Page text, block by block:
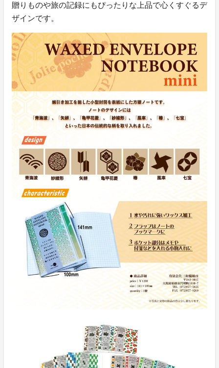
贈りものや旅の記録にもぴったりな上品で心くすぐるデ
ザインです。